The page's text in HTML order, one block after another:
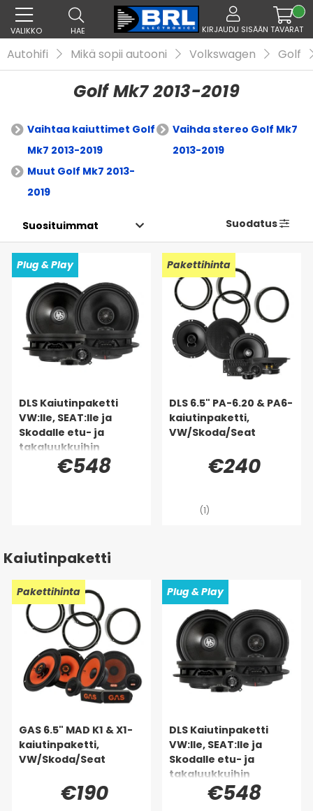
VALIKKO HAE KIRJAUDU SISÄÄN TAVARAT
Autohifi Mikä sopii autooni Volkswagen Golf
Golf Mk7 2013-2019
Vaihtaa kaiuttimet Golf
Mk7 2013-2019
Vaihda stereo Golf Mk7
2013-2019
Muut Golf Mk7 2013-
2019
Suodatus
Plug & Play
DLS Kaiutinpaketti
VW:lle, SEAT:lle ja
Skodalle etu- ja
takaluukkuihin
€548
Pakettihinta
DLS 6.5" PA-6.20 & PA6-
kaiutinpaketti,
VW/Skoda/Seat
€240
(1)
Kaiutinpaketti
Pakettihinta
GAS 6.5" MAD K1 & X1-
kaiutinpaketti,
VW/Skoda/Seat
€190
Plug & Play
DLS Kaiutinpaketti
VW:lle, SEAT:lle ja
Skodalle etu- ja
takaluukkuihin
€548